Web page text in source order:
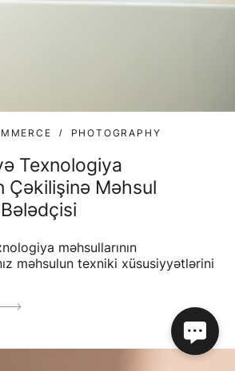
PHOTOGRAPHY
Texnologiya
Çəkilişinə Məhsul
məhsullarının
məhsulun texniki xüsusiyyətlərini